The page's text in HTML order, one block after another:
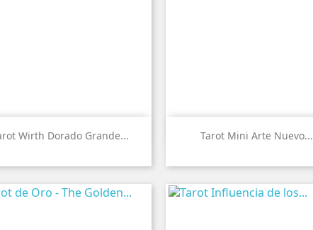
Wirth Dorado Grande...
 Vista rápida Tarot Mini Arte Nuevo...
 Vista rápida